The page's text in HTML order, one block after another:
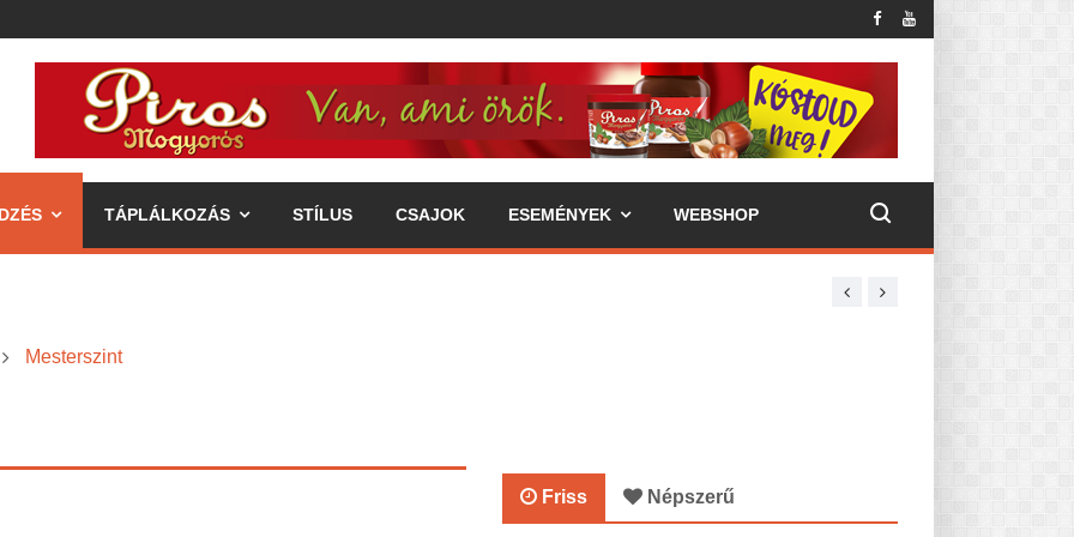
TÁPLÁLKOZÁS STÍLUS CSAJOK ESEMÉNYEK WEBSHOP
az egészséges életmódhoz
annak fogyasztásával járó előnyök
Mesterszint
Friss Népszerű